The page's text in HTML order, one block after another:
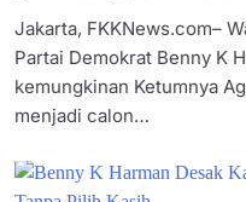
Jakarta, FKKNews.com–
Partai Demokrat Benny K
kemungkinan Ketumnya
menjadi calon…